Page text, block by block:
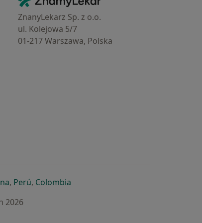
ZnanyLekarz Sp. z o.o.
ul. Kolejowa 5/7
01-217 Warszawa, Polska
záložce
v nové záložce
se otevře v nové záložce
, Perúse otevře v nové záložce
, Colombiase otevře v nové záložce
2026